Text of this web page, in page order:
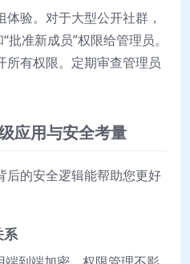
验。对于大型公开社群，
批准新成员”权限给管理员。
有权限。定期审查管理员
应用与安全考量
后的安全逻辑能帮助您更好
系